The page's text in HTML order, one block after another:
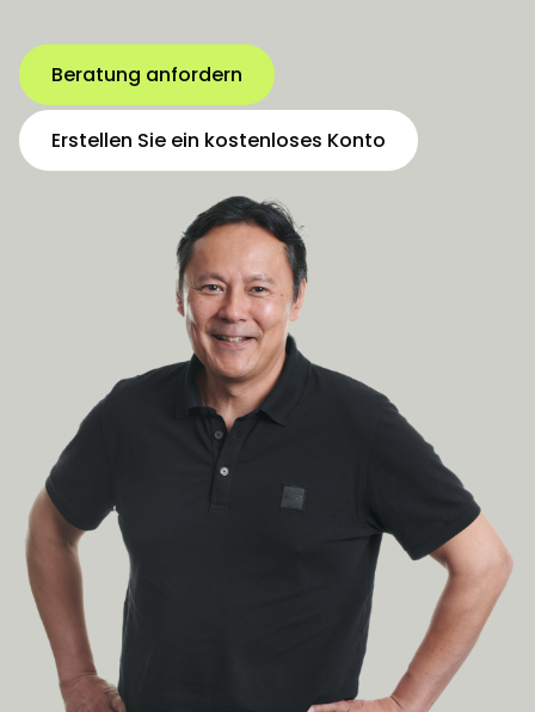
Beratung anfordern
Erstellen Sie ein kostenloses Konto